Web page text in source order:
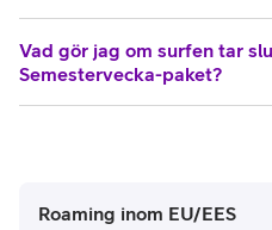
Vad gör jag om surfen tar
Semestervecka-paket?
Roaming inom EU/EES